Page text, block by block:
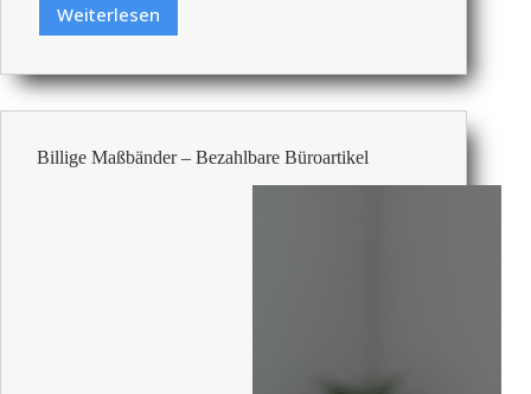
Weiterlesen
Billige
–
Bezahlbare
Büroartikel
Billige Maßbänder – Bezahlbare Büroartikel